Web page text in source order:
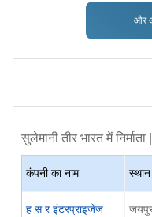
और
सुलेमानी तीर भारत में निर्माता
कंपनी का नाम स्थान
ह स र इंटरप्राइजेज